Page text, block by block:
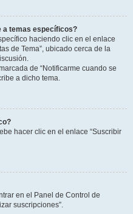
a temas específicos?
haciendo clic en el enlace
de Tema”, ubicado cerca de la
de “Notificarme cuando se
a dicho tema.
hacer clic en el enlace “Suscribir
en el Panel de Control de
suscripciones”.